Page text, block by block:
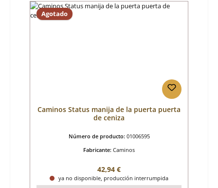
Agotado
Caminos Status manija de la puerta puerta
de ceniza
Número de producto: 01006595
Fabricante: Caminos
Precio normal:
42,94 €
ya no disponible, producción interrumpida